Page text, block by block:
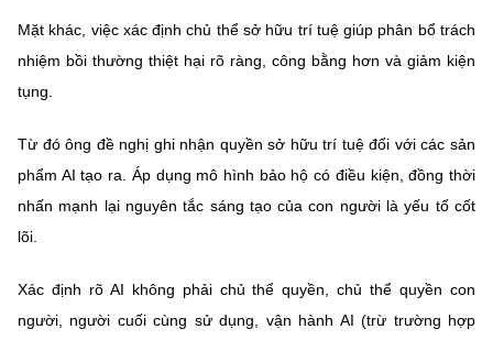
Mặt khác, việc xác định chủ thể sở hữu trí tuệ giúp phân bổ trách
nhiệm bồi thường thiệt hại rõ ràng, công bằng hơn và giảm kiện
tụng.
Từ đó ông đề nghị ghi nhận quyền sở hữu trí tuệ đối với các sản
phẩm AI tạo ra. Áp dụng mô hình bảo hộ có điều kiện, đồng thời
nhấn mạnh lại nguyên tắc sáng tạo của con người là yếu tố cốt
lõi.
Xác định rõ AI không phải chủ thể quyền, chủ thể quyền con
người, người cuối cùng sử dụng, vận hành AI (trừ trường hợp